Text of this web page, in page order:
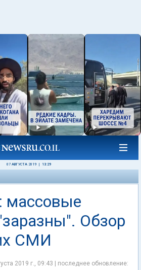
07 АВГУСТА 2019 13:29
массовые
Обзор
СМИ
2019 г., 09:43 | последнее обновление: